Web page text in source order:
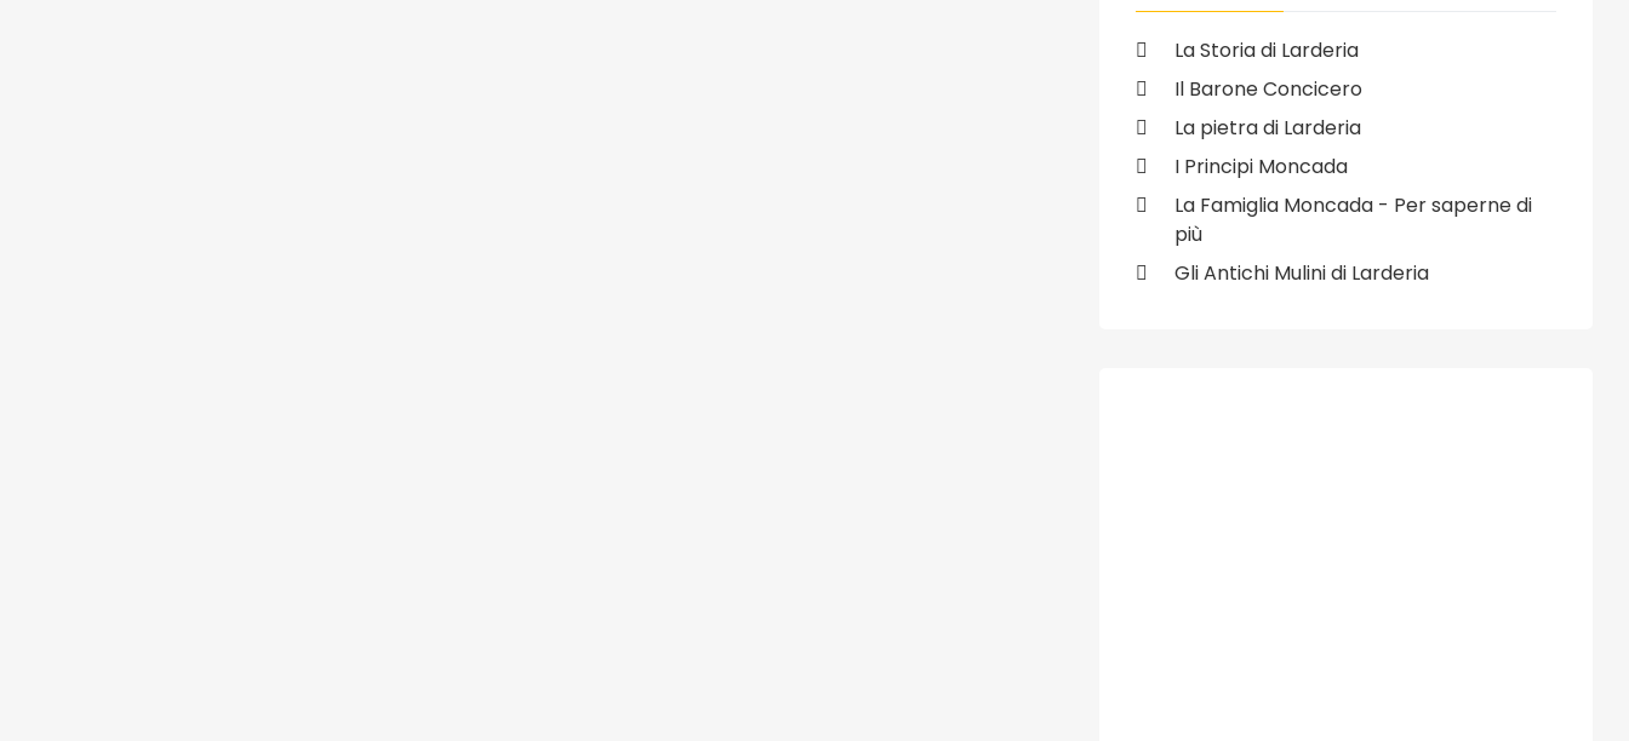
La Storia di Larderia
Il Barone Concicero
La pietra di Larderia
I Principi Moncada
La Famiglia Moncada - Per saperne di
più
Gli Antichi Mulini di Larderia